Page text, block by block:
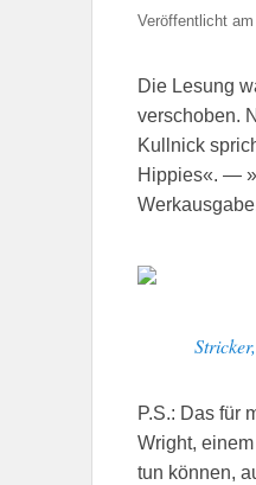
Veröffentlicht am
Die Lesung
verschoben.
Kullnick
Hippies«. —
P.S.: Das für
Wright,
tun können,